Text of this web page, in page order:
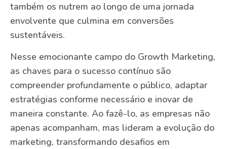
também os nutrem ao longo de uma jornada
envolvente que culmina em conversões
sustentáveis.
Nesse emocionante campo do Growth Marketing,
as chaves para o sucesso contínuo são
compreender profundamente o público, adaptar
estratégias conforme necessário e inovar de
maneira constante. Ao fazê-lo, as empresas não
apenas acompanham, mas lideram a evolução do
marketing, transformando desafios em